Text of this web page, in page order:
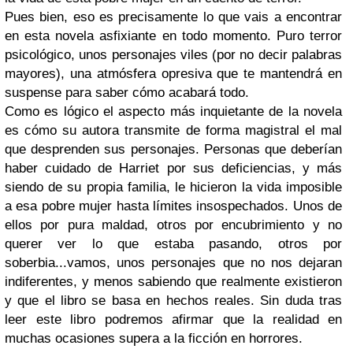
Pues bien, eso es precisamente lo que vais a encontrar
en esta novela asfixiante en todo momento. Puro terror
psicológico, unos personajes viles (por no decir palabras
mayores), una atmósfera opresiva que te mantendrá en
suspense para saber cómo acabará todo.
Como es lógico el aspecto más inquietante de la novela
es cómo su autora transmite de forma magistral el mal
que desprenden sus personajes. Personas que deberían
haber cuidado de Harriet por sus deficiencias, y más
siendo de su propia familia, le hicieron la vida imposible
a esa pobre mujer hasta límites insospechados. Unos de
ellos por pura maldad, otros por encubrimiento y no
querer ver lo que estaba pasando, otros por
soberbia...vamos, unos personajes que no nos dejaran
indiferentes, y menos sabiendo que realmente existieron
y que el libro se basa en hechos reales. Sin duda tras
leer este libro podremos afirmar que la realidad en
muchas ocasiones supera a la ficción en horrores.